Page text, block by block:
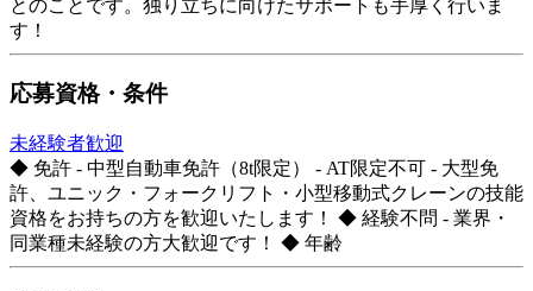
とのことです。独り立ちに向けたサポートも手厚く行いま
す！
応募資格・条件
未経験者歓迎
◆ 免許 - 中型自動車免許（8t限定） - AT限定不可 - 大型免
許、ユニック・フォークリフト・小型移動式クレーンの技能
資格をお持ちの方を歓迎いたします！ ◆ 経験不問 - 業界・
同業種未経験の方大歓迎です！ ◆ 年齢